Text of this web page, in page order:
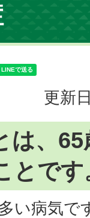
更新
は、
とです
い病気で